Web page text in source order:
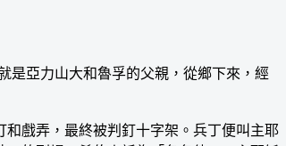
亞力山大和魯孚的父親，從鄉下來，經
戲弄，最終被判釘十字架。兵丁便叫主耶